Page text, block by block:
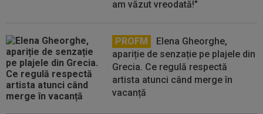
am văzut vreodată!"
PROFM
Elena Gheorghe,
apariție de senzație pe plajele din
Grecia. Ce regulă respectă
artista atunci când merge în
vacanță